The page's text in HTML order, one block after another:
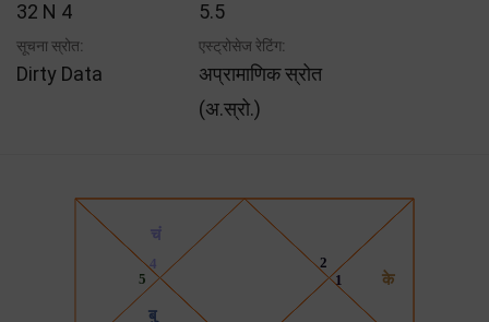
32 N 4 5.5
सूचना स्रोत:
Dirty Data
एस्ट्रोसेज रेटिंग:
अप्रामाणिक स्रोत
(अ.स्रो.)